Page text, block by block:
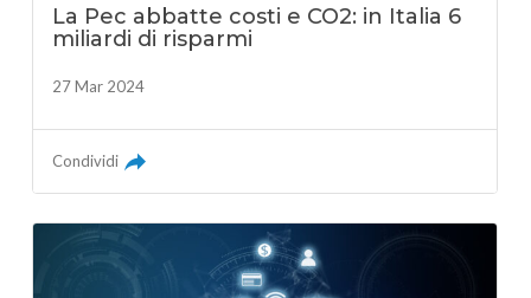
La Pec abbatte costi e CO2: in Italia 6
miliardi di risparmi
27 Mar 2024
Condividi